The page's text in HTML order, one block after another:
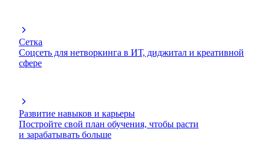
Сетка
Соцсеть для нетворкинга в ИТ, диджитал и креативной
сфере
Развитие навыков и карьеры
Постройте свой план обучения, чтобы расти
и зарабатывать больше